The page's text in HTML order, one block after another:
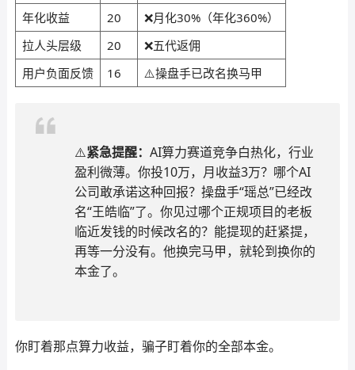
年化收益
20
❌月化30%（年化360%）
拉人头层级
20
❌五代返佣
用户负面反馈
16 ⚠️操盘手已改名换马甲
⚠️紧急提醒： AI算力赛道竞争白热化，行业
盈利微薄。你投10万，月收益3万？哪个AI
公司敢承诺这种回报？操盘手“瑶总”已经改
名“王皓临”了。你见过哪个正规项目的老板
临近发钱的时候改名的？能提现的赶紧提，
再等一分没有。他换完马甲，就轮到换你的
本金了。
你盯着那点算力收益，骗子盯着你的全部本金。